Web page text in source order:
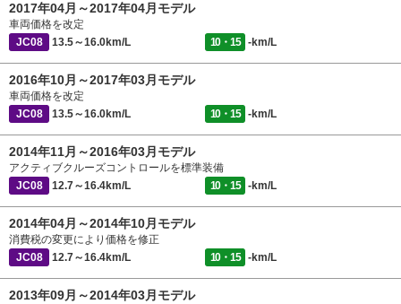
2017年04月～2017年04月モデル
車両価格を改定
JC08
13.5～16.0km/L 10・15 -km/L
2016年10月～2017年03月モデル
車両価格を改定
JC08
13.5～16.0km/L 10・15 -km/L
2014年11月～2016年03月モデル
アクティブクルーズコントロールを標準装備
JC08
12.7～16.4km/L 10・15 -km/L
2014年04月～2014年10月モデル
消費税の変更により価格を修正
JC08
12.7～16.4km/L 10・15 -km/L
2013年09月～2014年03月モデル